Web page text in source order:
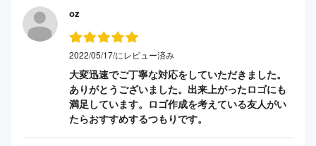
oz
2022/05/17/にレビュー済み
大変迅速でご丁寧な対応をしていただきました。
ありがとうございました。出来上がったロゴにも
満足しています。ロゴ作成を考えている友人がい
たらおすすめするつもりです。